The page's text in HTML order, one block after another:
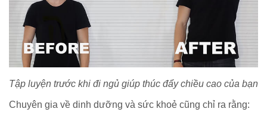
Tập luyện trước khi đi ngủ giúp thúc đẩy chiều cao của bạn
Chuyên gia về dinh dưỡng và sức khoẻ cũng chỉ ra rằng: